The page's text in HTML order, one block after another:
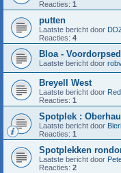
Reacties: 1
putten
Laatste bericht door
Reacties: 4
Bloa -
Laatste bericht door
Breyell West
Laatste bericht door
Reacties: 1
Spotplek :
Laatste bericht door
Reacties: 1
Spotplekken
Laatste bericht door
Reacties: 2